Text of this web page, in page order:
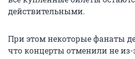
действительными.
При этом некоторые фанаты
что концерты отменили не из-